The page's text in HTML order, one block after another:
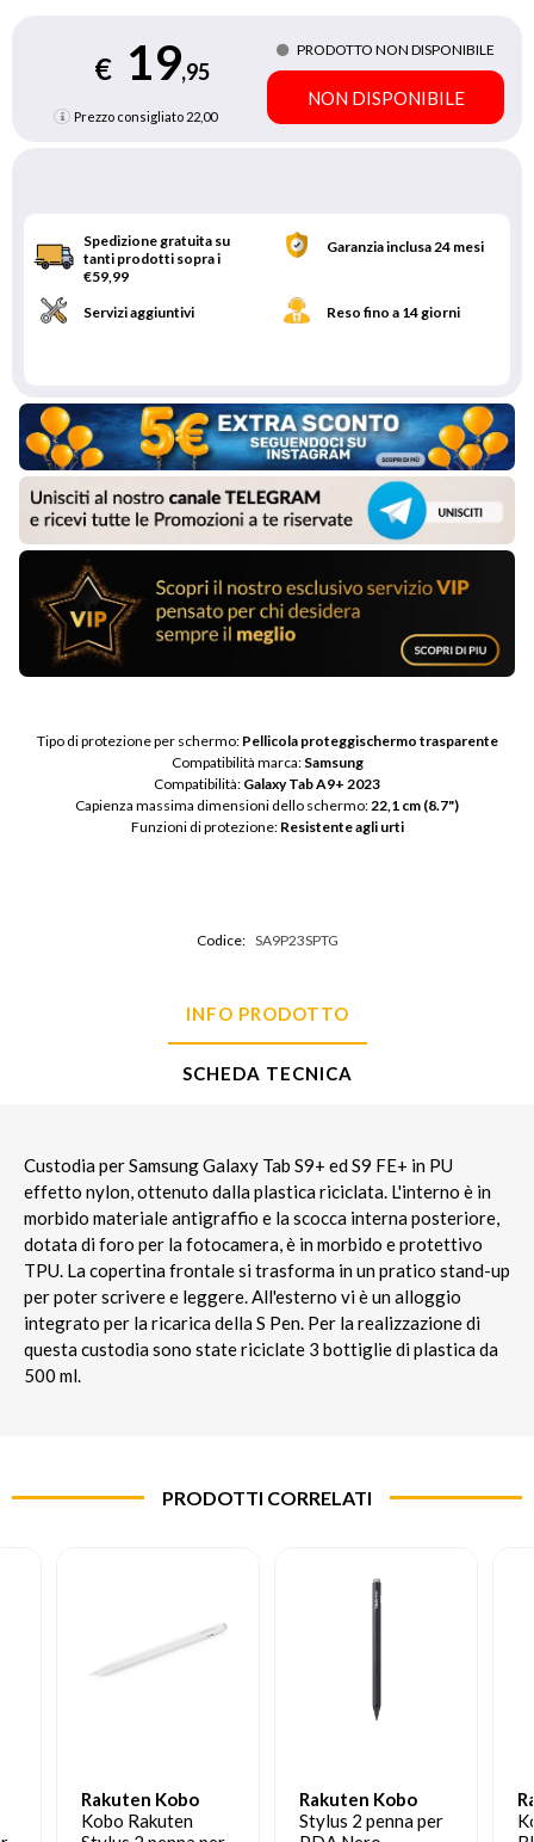
€ 19,95
Prezzo consigliato 22,00
PRODOTTO NON DISPONIBILE
NON DISPONIBILE
Spedizione gratuita su
tanti prodotti sopra i
€59,99
Garanzia inclusa 24 mesi
Servizi aggiuntivi Reso fino a 14 giorni
Tipo di protezione per schermo: Pellicola proteggischermo trasparente
Compatibilità marca: Samsung
Compatibilità: Galaxy Tab A9+ 2023
Capienza massima dimensioni dello schermo: 22,1 cm (8.7")
Funzioni di protezione: Resistente agli urti
Codice: SA9P23SPTG
INFO PRODOTTO
SCHEDA TECNICA
Custodia per Samsung Galaxy Tab S9+ ed S9 FE+ in PU
effetto nylon, ottenuto dalla plastica riciclata. L'interno è in
morbido materiale antigraffio e la scocca interna posteriore,
dotata di foro per la fotocamera, è in morbido e protettivo
TPU. La copertina frontale si trasforma in un pratico stand-up
per poter scrivere e leggere. All'esterno vi è un alloggio
integrato per la ricarica della S Pen. Per la realizzazione di
questa custodia sono state riciclate 3 bottiglie di plastica da
500 ml.
PRODOTTI CORRELATI
Rakuten Kobo
Kobo Rakuten
Rakuten Kobo
Stylus 2 penna per